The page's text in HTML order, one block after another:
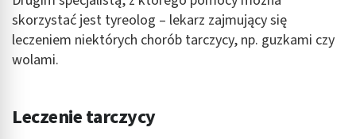
skorzystać jest tyreolog – lekarz zajmujący się
leczeniem niektórych chorób tarczycy, np. guzkami czy
wolami.
Leczenie tarczycy